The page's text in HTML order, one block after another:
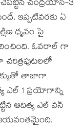
చంద్రయాన్-3
ఇప్పటివరకు ఏ
ధృవం పై
ఓవరాల్ గా
చరిత్రపుటలలో
తాజాగా
ఎల్ 1 ప్రయోగాన్ని
ఆదిత్య ఎల్ వన్